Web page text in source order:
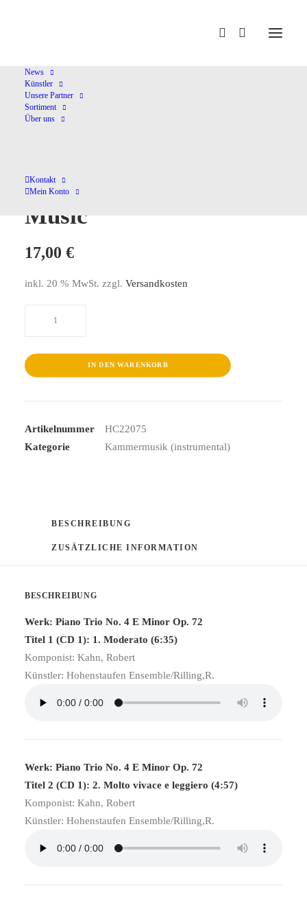
News
Künstler
Unsere Partner
Sortiment
Über uns
Kontakt
Mein Konto
Robert Kahn-
Robert Kahn-Chamber
Music
17,00 €
inkl. 20 % MwSt. zzgl. Versandkosten
Music
IN DEN WARENKORB
Artikelnummer
HC22075
Kategorie
Kammermusik (instrumental)
BESCHREIBUNG
ZUSÄTZLICHE INFORMATION
BESCHREIBUNG
Werk: Piano Trio No. 4 E Minor Op. 72
Titel 1 (CD 1): 1. Moderato (6:35)
Komponist: Kahn, Robert
Künstler: Hohenstaufen Ensemble/Rilling,R.
Werk: Piano Trio No. 4 E Minor Op. 72
Titel 2 (CD 1): 2. Molto vivace e leggiero (4:57)
Komponist: Kahn, Robert
Künstler: Hohenstaufen Ensemble/Rilling,R.